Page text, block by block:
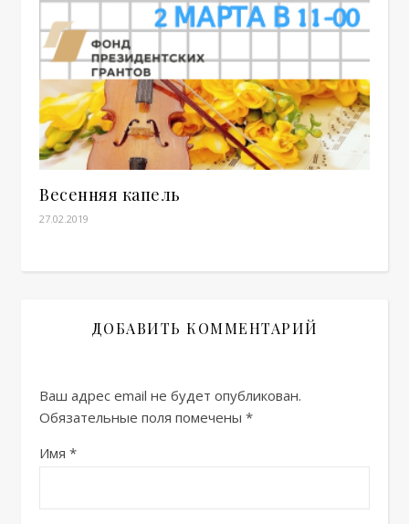
Весенняя капель
27.02.2019
ДОБАВИТЬ КОММЕНТАРИЙ
Ваш адрес email не будет опубликован.
Обязательные поля помечены *
Имя *